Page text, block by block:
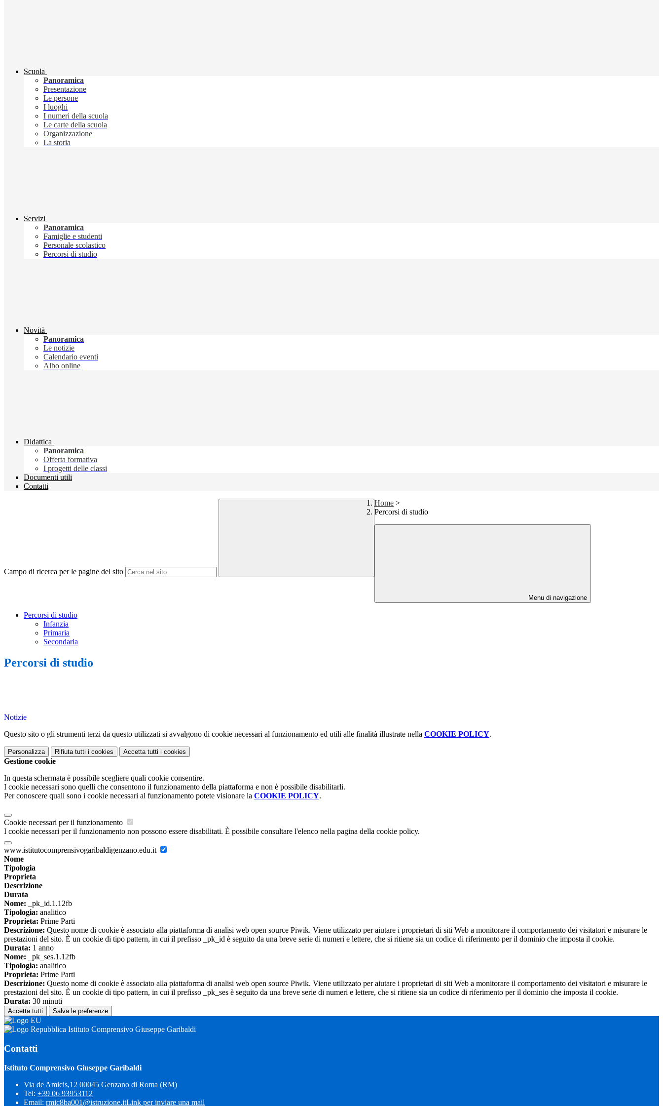
Scuola
Panoramica
Presentazione
Le persone
I luoghi
I numeri della scuola
Le carte della scuola
Organizzazione
La storia
Servizi
Panoramica
Famiglie e studenti
Personale scolastico
Percorsi di studio
Novità
Panoramica
Le notizie
Calendario eventi
Albo online
Didattica
Panoramica
Offerta formativa
I progetti delle classi
Documenti utili
Contatti
Campo di ricerca per le pagine del sito
Home >
Percorsi di studio
Menu di navigazione
Percorsi di studio
Infanzia
Primaria
Secondaria
Percorsi di studio
Notizie
Questo sito o gli strumenti terzi da questo utilizzati si avvalgono di cookie necessari al funzionamento ed utili alle finalità illustrate nella COOKIE POLICY.
Personalizza Rifiuta tutti i cookies Accetta tutti i cookies
Gestione cookie
In questa schermata è possibile scegliere quali cookie consentire.
I cookie necessari sono quelli che consentono il funzionamento della piattaforma e non è possibile disabilitarli.
Per conoscere quali sono i cookie necessari al funzionamento potete visionare la COOKIE POLICY.
Cookie necessari per il funzionamento
I cookie necessari per il funzionamento non possono essere disabilitati. È possibile consultare l'elenco nella pagina della cookie policy.
www.istitutocomprensivogaribaldigenzano.edu.it
Nome
Tipologia
Proprieta
Descrizione
Durata
Nome: _pk_id.1.12fb
Tipologia: analitico
Proprieta: Prime Parti
Descrizione: Questo nome di cookie è associato alla piattaforma di analisi web open source Piwik. Viene utilizzato per aiutare i proprietari di siti Web a monitorare il comportamento dei visitatori e misurare le
prestazioni del sito. È un cookie di tipo pattern, in cui il prefisso _pk_id è seguito da una breve serie di numeri e lettere, che si ritiene sia un codice di riferimento per il dominio che imposta il cookie.
Durata: 1 anno
Nome: _pk_ses.1.12fb
Tipologia: analitico
Proprieta: Prime Parti
Descrizione: Questo nome di cookie è associato alla piattaforma di analisi web open source Piwik. Viene utilizzato per aiutare i proprietari di siti Web a monitorare il comportamento dei visitatori e misurare le
prestazioni del sito. È un cookie di tipo pattern, in cui il prefisso _pk_ses è seguito da una breve serie di numeri e lettere, che si ritiene sia un codice di riferimento per il dominio che imposta il cookie.
Durata: 30 minuti
Accetta tutti Salva le preferenze
Istituto Comprensivo Giuseppe Garibaldi
Contatti
Istituto Comprensivo Giuseppe Garibaldi
Via de Amicis,12 00045 Genzano di Roma (RM)
Tel: +39 06 93953112
Email: rmic8ba001@istruzione.itLink per inviare una mail